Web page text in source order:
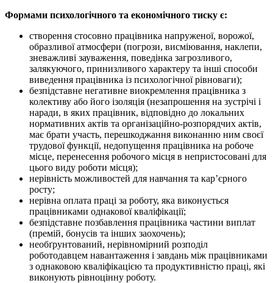
Формами психологічного та економічного тиску є:
створення стосовно працівника напруженої, ворожої,
образливої атмосфери (погрози, висміювання, наклепи,
зневажливі зауваження, поведінка загрозливого,
залякуючого, принизливого характеру та інші способи
виведення працівника із психологічної рівноваги);
безпідставне негативне виокремлення працівника з
колективу або його ізоляція (незапрошення на зустрічі і
наради, в яких працівник, відповідно до локальних
нормативних актів та організаційно-розпорядчих актів,
має брати участь, перешкоджання виконанню ним своєї
трудової функції, недопущення працівника на робоче
місце, перенесення робочого місця в непристосовані для
цього виду роботи місця);
нерівність можливостей для навчання та кар’єрного
росту;
нерівна оплата праці за роботу, яка виконується
працівниками однакової кваліфікації;
безпідставне позбавлення працівника частини виплат
(премій, бонусів та інших заохочень);
необґрунтований, нерівномірний розподіл
роботодавцем навантаження і завдань між працівниками
з однаковою кваліфікацією та продуктивністю праці, які
виконують рівноцінну роботу.